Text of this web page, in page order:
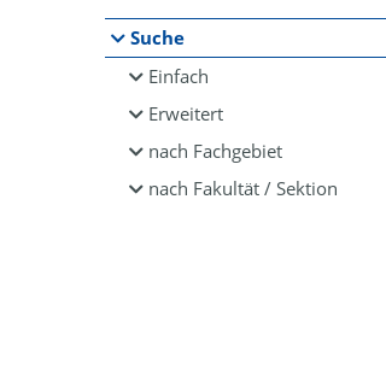
Suche
Einfach
Erweitert
nach Fachgebiet
nach Fakultät / Sektion